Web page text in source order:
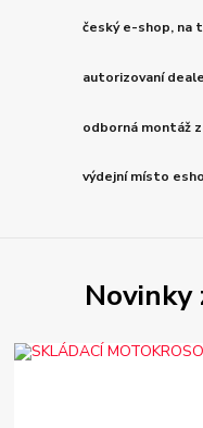
český e-shop, na
autorizovaní
odborná montáž
výdejní místo
Novinky